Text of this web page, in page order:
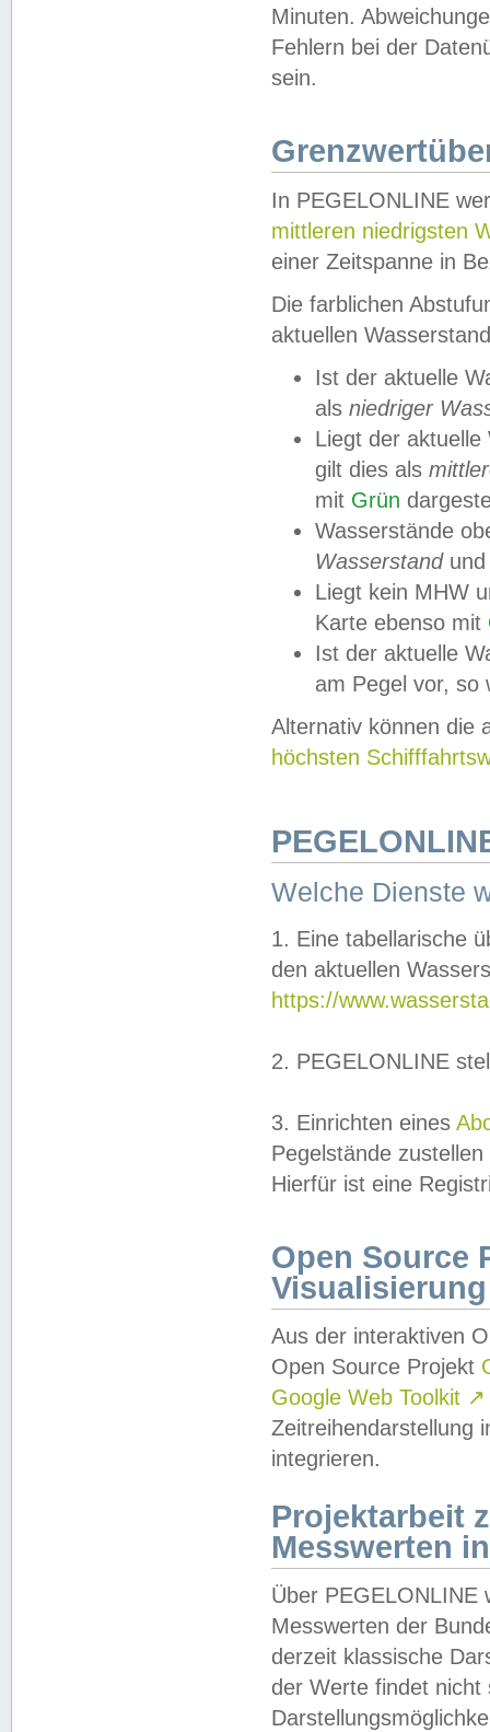
Minuten.
Fehlern bei der
sein.
In PEGELONLINE
mittleren niedrigsten
einer Zeitspanne in
Die farblichen
aktuellen
Ist der aktuelle
als niedriger
Liegt der
gilt dies als
mit Grün
Wasserstände
Wasserstandund
Liegt kein MHW
Karte ebenso mit
Ist der aktuelle
am Pegel vor,
Alternativ können die
höchsten
Welche Dienste
1. Eine tabellarische
den aktuellen
https://
2. PEGELONLINE
3. Einrichten eines
Pegelstände
Hierfür ist eine
Open Source
Visualisierung
Aus der interaktiven
Open Source Projekt
Google Web Toolkit ↗
Zeitreihendarstellung
integrieren.
Projektarbeit
Messwerten
Über PEGELONLINE
Messwerten der
derzeit klassische
der Werte findet